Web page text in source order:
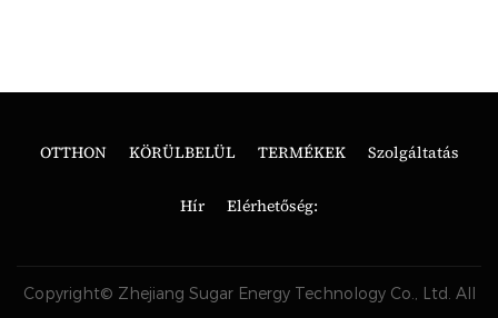
OTTHON KÖRÜLBELÜL TERMÉKEK Szolgáltatás
Hír Elérhetőség:
Copyright© Zhejiang Sugar Energy Technology Co., Ltd. All